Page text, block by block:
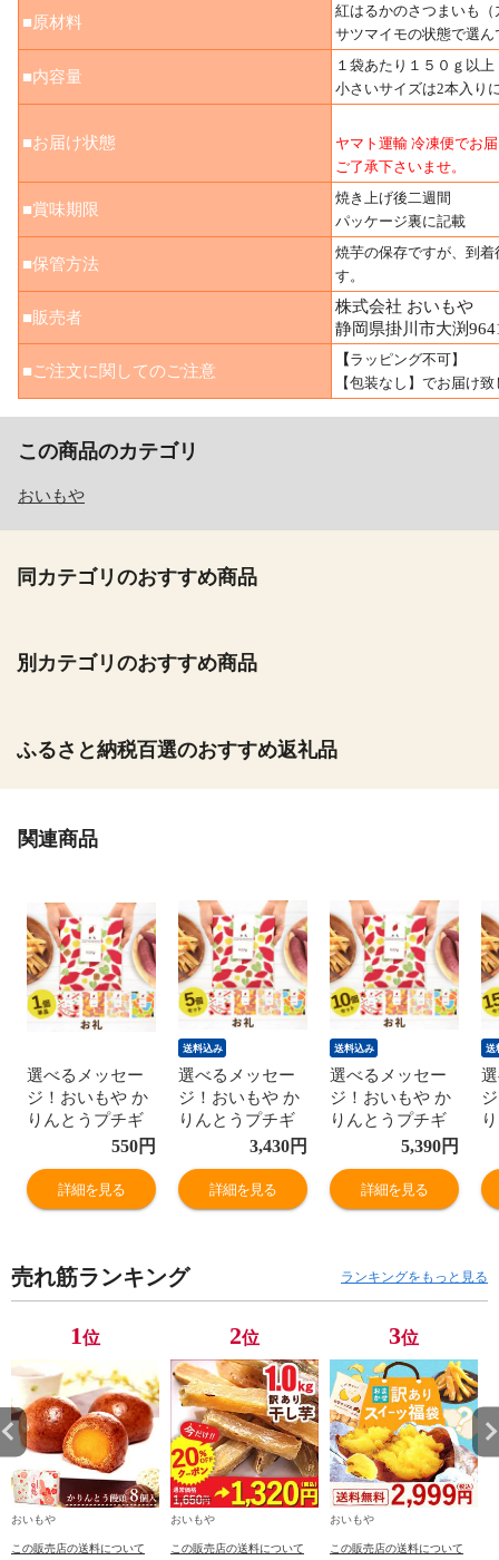
■原材料
紅はるかのさつまいも
サツマイモの状態で選ん
■内容量
１袋あたり１５０ｇ以上
小さいサイズは2本入り
■お届け状態
ヤマト運輸 冷凍便でお
ご了承下さいませ。
■賞味期限
焼き上げ後二週間
パッケージ裏に記載
■保管方法
焼芋の保存ですが、到
す。
■販売者
株式会社 おいもや
静岡県掛川市大渕
■ご注文に関してのご注意
【ラッピング不可】
【包装なし】でお届け
この商品のカテゴリ
おいもや
同カテゴリのおすすめ商品
別カテゴリのおすすめ商品
ふるさと納税百選のおすすめ返礼品
関連商品
選べるメッセー
ジ！おいもや か
りんとうプチギ
フト 【お礼・単
ツ お菓子 産休
お祝い返し お返
550円
詳細を見る
送料込み
選べるメッセー
ジ！おいもや か
りんとうプチギ
フト 【お礼・5
無料 人気 スイー
ツ お菓子 産休
定OK！
3,430円
詳細を見る
送料込み
選べるメッセー
ジ！おいもや か
りんとうプチギ
フト 【お礼・10
無料 人気 スイー
ツ お菓子 産休
定OK！
5,390円
詳細を見る
送
売れ筋ランキング ランキングをもっと見る
1位
おいもや
この販売店の送料について
2位
おいもや
この販売店の送料について
3位
おいもや
この販売店の送料について